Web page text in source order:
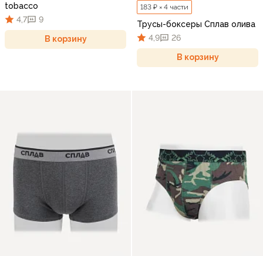
tobacco
4,7
9
В корзину
183 ₽ × 4 части
Трусы-боксеры Сплав олива
4,9
26
В корзину